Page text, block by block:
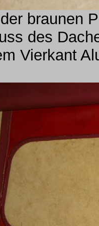
braunen
des
Vierkant